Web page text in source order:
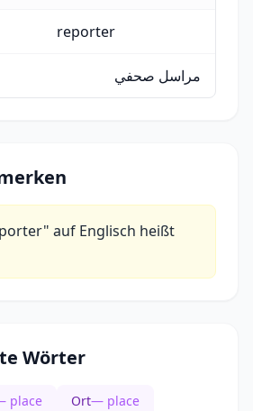
reporter
مراسل صحفي
auf Englisch heißt
Wörter
place Ort— place